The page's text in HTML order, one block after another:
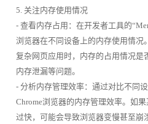
5. 关注内存使用情况
- 查看内存占用：在开发者工具的
浏览器在不同设备上的内存使用情况
复杂网页应用时，内存的占用情况是
内存泄漏等问题。
- 分析内存管理效率：通过对比不同
Chrome浏览器的内存管理效率。如
过快，可能会导致浏览器变慢甚至崩